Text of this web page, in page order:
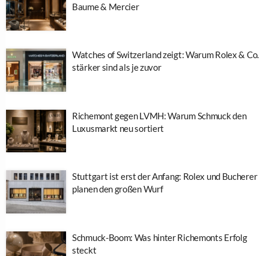
Baume & Mercier
Watches of Switzerland zeigt: Warum Rolex & Co.
stärker sind als je zuvor
Richemont gegen LVMH: Warum Schmuck den
Luxusmarkt neu sortiert
Stuttgart ist erst der Anfang: Rolex und Bucherer
planen den großen Wurf
Schmuck-Boom: Was hinter Richemonts Erfolg
steckt